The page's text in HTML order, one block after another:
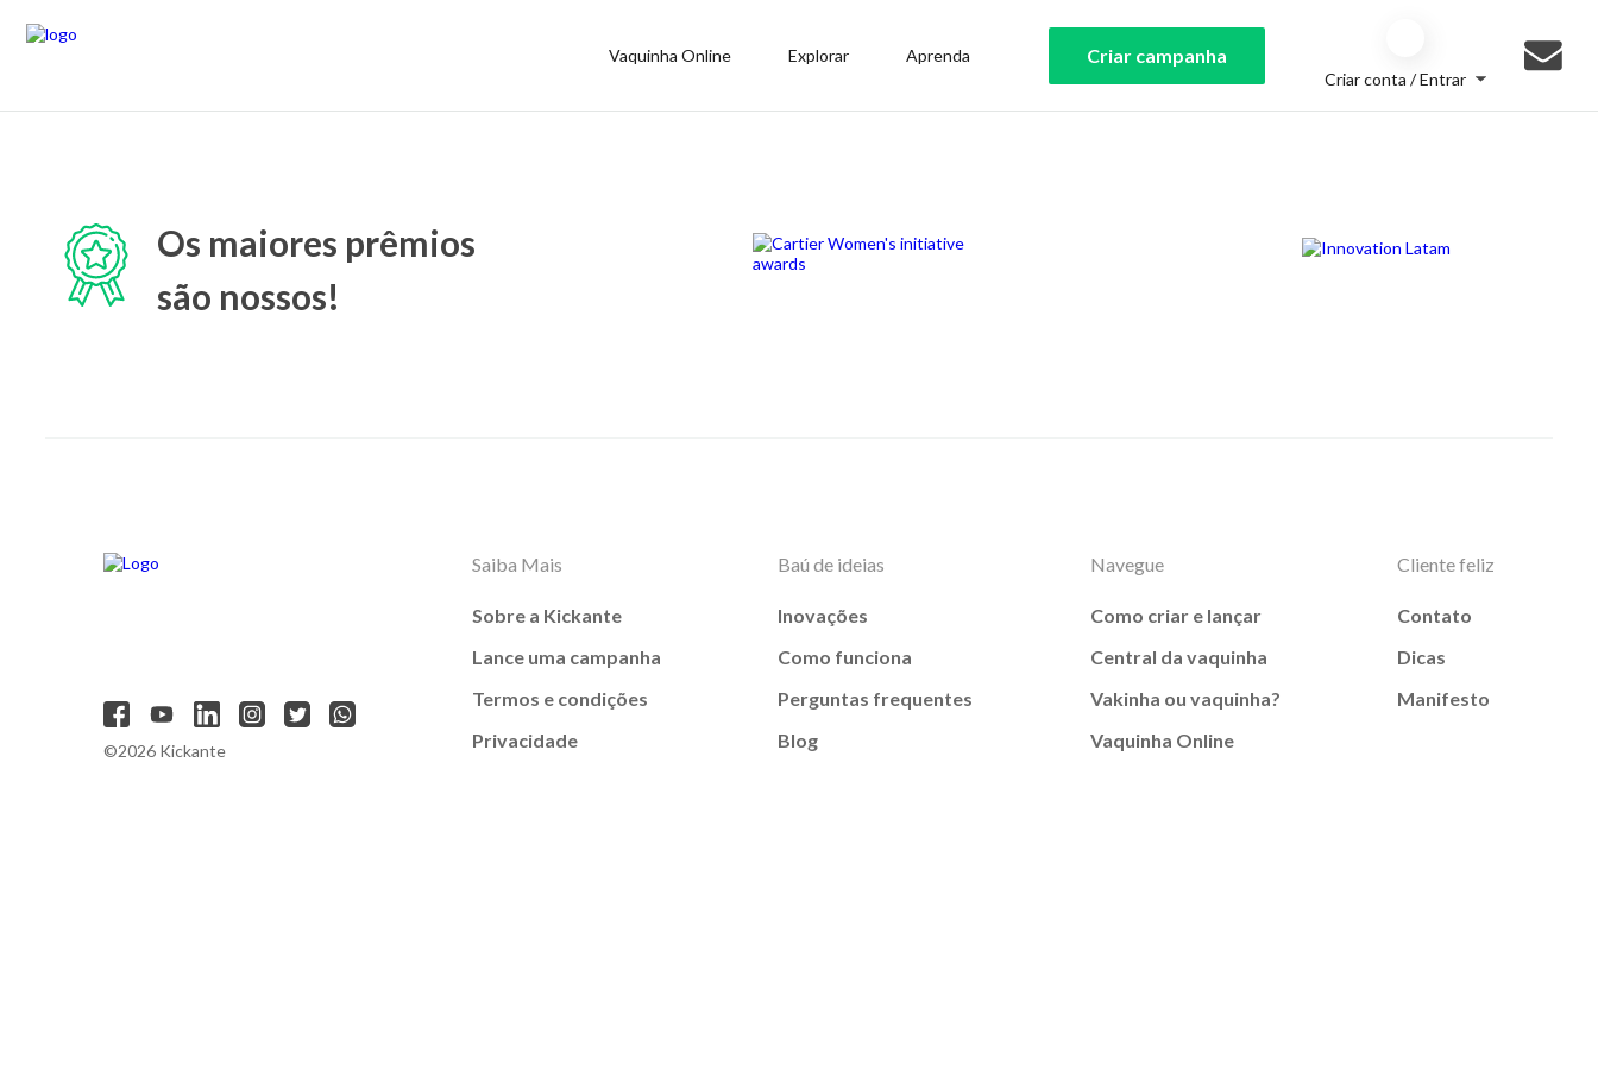
Vaquinha Online Explorar Aprenda Criar campanha
Criar conta / Entrar
Os maiores prêmios
são nossos!
©2026 Kickante
Saiba Mais
Sobre a Kickante
Lance uma campanha
Termos e condições
Privacidade
Baú de ideias
Inovações
Como funciona
Perguntas frequentes
Blog
Navegue
Como criar e lançar
Central da vaquinha
Vakinha ou vaquinha?
Vaquinha Online
Cliente feliz
Contato
Dicas
Manifesto